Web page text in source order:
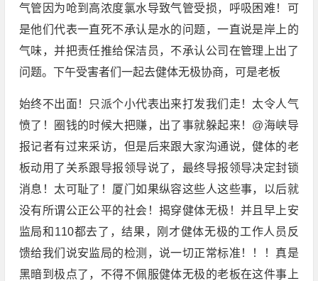
气管因为呛到高浓度氯水导致气管受损，呼吸困难！可
是他们代表一直死不承认是水的问题，一直说是岸上的
气味，并把责任推给保洁员，不承认公司在管理上出了
问题。下午受害者们一起去健体无极协商，可是老板
始终不出面！只派个小代表出来打发我们走！太令人气
愤了！圈钱的时候大把赚，出了事就躲起来！@海峡导
报记者有过来采访，但是后来跟大家沟通说，健体的老
板动用了关系跟导报领导说了，最终导报领导决定封锁
消息！太可耻了！厦门如果纵容这些人这些事，以后就
没有所谓公正公平的社会！揭穿健体无极！并且早上安
监局和110都去了，结果，刚才健体无极的工作人员反
馈给我们说安监局的检测，说一切正常标准！！！真是
黑暗到极点了，不得不佩服健体无极的老板在这件事上